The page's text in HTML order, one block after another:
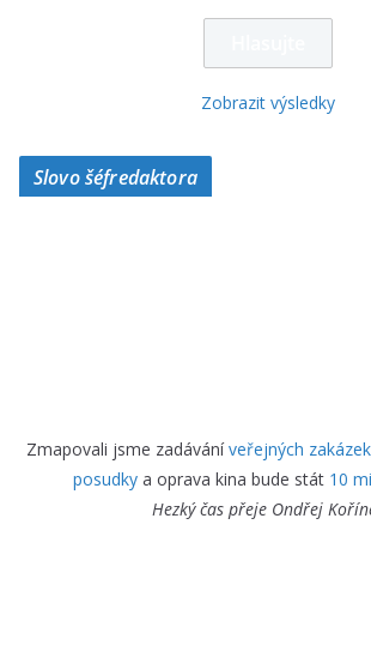
Zobrazit výsledky
Slovo šéfredaktora
Zmapovali jsme zadáváníveřejných zakázek
posudky a oprava kina bude stát 10
Hezký čas přeje Ondřej